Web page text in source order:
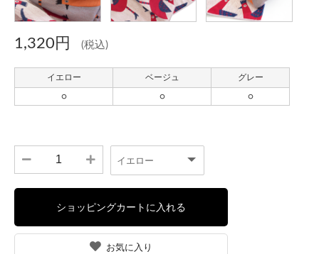
1,320円 (税込)
お気に入り